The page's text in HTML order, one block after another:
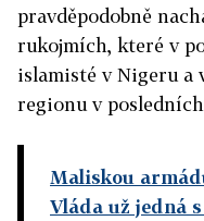
pravděpodobně
rukojmích, které v
islamisté v Nigeru a
regionu v
Maliskou
Vláda už jedná